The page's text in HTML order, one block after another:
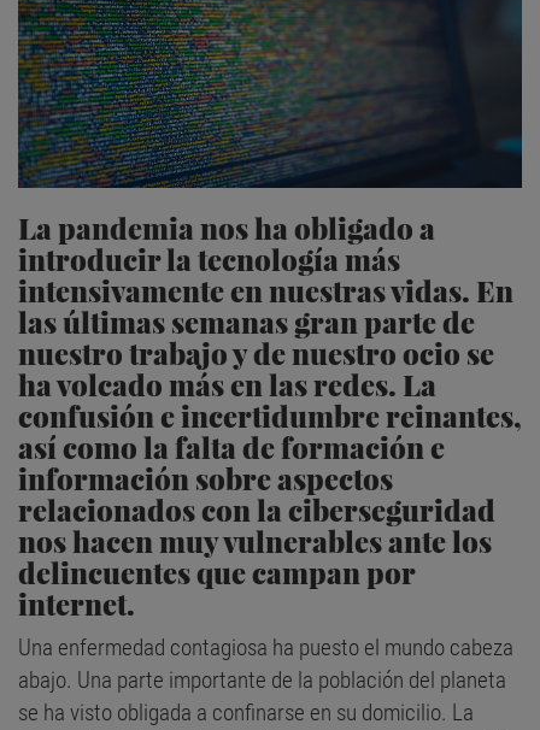
La pandemia nos ha obligado a
introducir la tecnología más
intensivamente en nuestras vidas. En
las últimas semanas gran parte de
nuestro trabajo y de nuestro ocio se
ha volcado más en las redes. La
confusión e incertidumbre reinantes,
así como la falta de formación e
información sobre aspectos
relacionados con la ciberseguridad
nos hacen muy vulnerables ante los
delincuentes que campan por
internet.
Una enfermedad contagiosa ha puesto el mundo cabeza
abajo. Una parte importante de la población del planeta
se ha visto obligada a confinarse en su domicilio. La